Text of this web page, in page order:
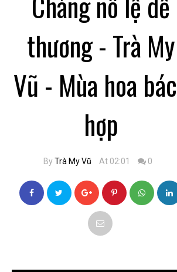
thương - Trà My
Vũ - Mùa hoa
hợp
ByTrà My Vũ At 02:01 0